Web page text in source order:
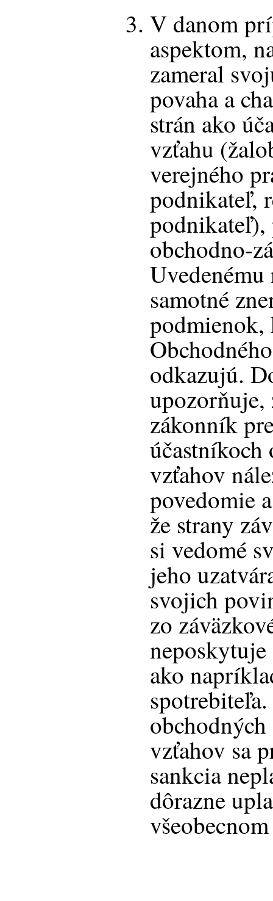
V danom
aspektom,
zameral
povaha a
strán ako
vzťahu
verejného
podnikateľ,
podnikateľ),
obchodno-
Uvedenému
samotné
podmienok,
odkazujú.
upozorňuje,
zákonník
účastníkoch
vzťahov
povedomie
že strany
si vedomé
jeho
svojich
zo
ako
vzťahov sa
sankcia
dôrazne